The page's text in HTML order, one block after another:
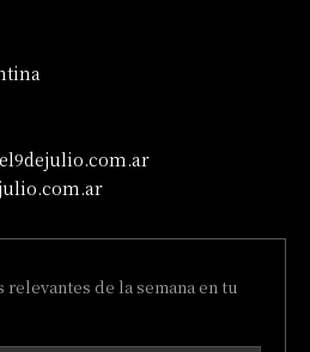
de la semana en tu